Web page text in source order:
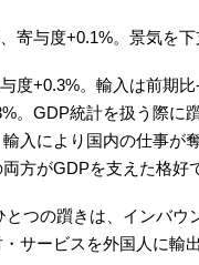
寄与度+0.1%。景気を下
度+0.3%。輸入は前期
。GDP統計を扱う際に
入により国内の仕事が
方がGDPを支えた格好
とつの躓きは、インバ
サービスを外国人に輸